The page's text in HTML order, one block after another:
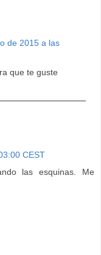
de 2015 a las
que te guste
CEST
las esquinas. Me